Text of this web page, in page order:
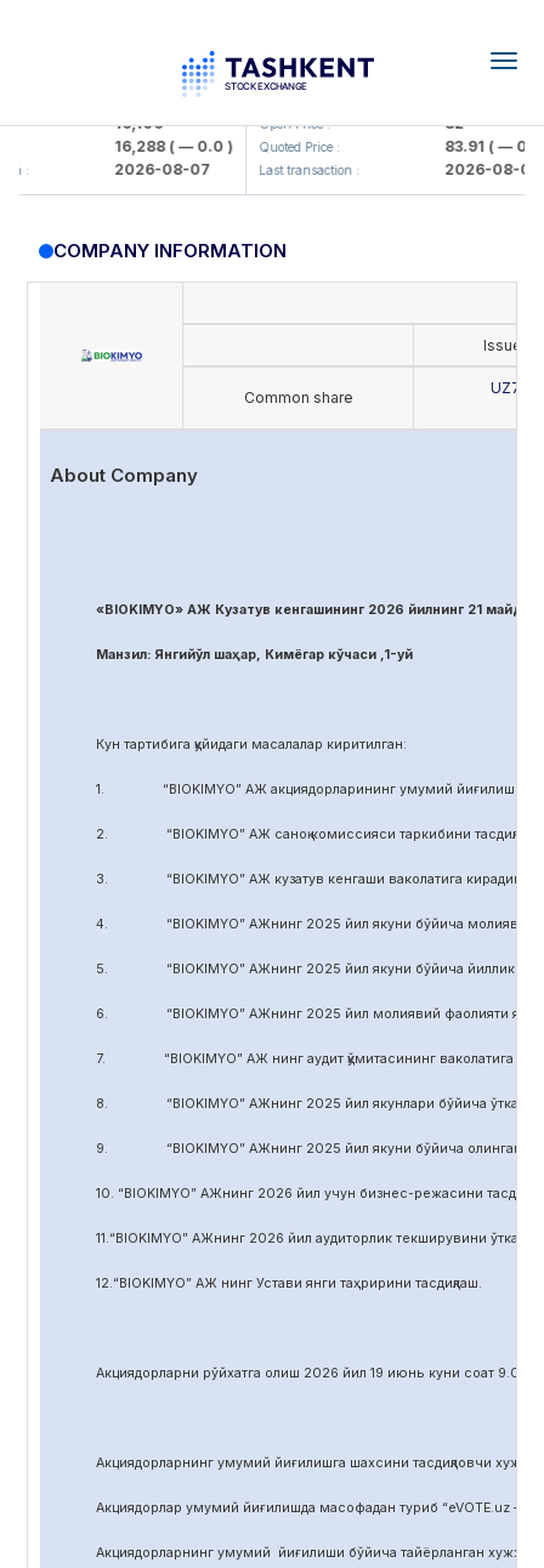
16,100
16,288( — 0.0 )
2026-08-07
KFSK (<Kafolat sug'urta
Open Price : 82
Quoted Price : 83.91( — 0.0 )
Last transaction : 2026-08-07
COMPANY INFORMATION
Issue's
Common share
About Company
«BIOKIMYO» АЖ Кузатув кенгашининг 2026 йилнинг 21
Манзил: Янгийўл шаҳар, Кимёгар кўчаси ,1-уй
Кун тартибига қуйидаги масалалар киритилган:
1. “BIOKIMYO” АЖ акциядорларининг умумий йиғилиши
2. “BIOKIMYO” АЖ саноқ комиссияси таркибини тасдиқлаш.
3. “BIOKIMYO” АЖ кузатув кенгаши ваколатига кирадиган
4. “BIOKIMYO” АЖнинг 2025 йил якуни бўйича молиявий-
5. “BIOKIMYO” АЖнинг 2025 йил якуни бўйича йиллик
6. “BIOKIMYO” АЖнинг 2025 йил молиявий фаолияти якуни
7. “BIOKIMYO” АЖ нинг аудит қўмитасининг ваколатига
8. “BIOKIMYO” АЖнинг 2025 йил якунлари бўйича
9. “BIOKIMYO” АЖнинг 2025 йил якуни бўйича олинган соф
10. “BIOKIMYO” АЖнинг 2026 йил учун бизнес-режасини
11.“BIOKIMYO” АЖнинг 2026 йил аудиторлик текширувини
12.“BIOKIMYO” АЖ нинг Устави янги таҳририни тасдиқлаш.
Акциядорларни рўйхатга олиш 2026 йил 19 июнь куни соат 9.00
Акциядорларнинг умумий йиғилишга шахсини тасдиқловчи
Акциядорлар умумий йиғилишда масофадан туриб “eVOTE.uz –
Акциядорларнинг умумий йиғилиши бўйича тайёрланган